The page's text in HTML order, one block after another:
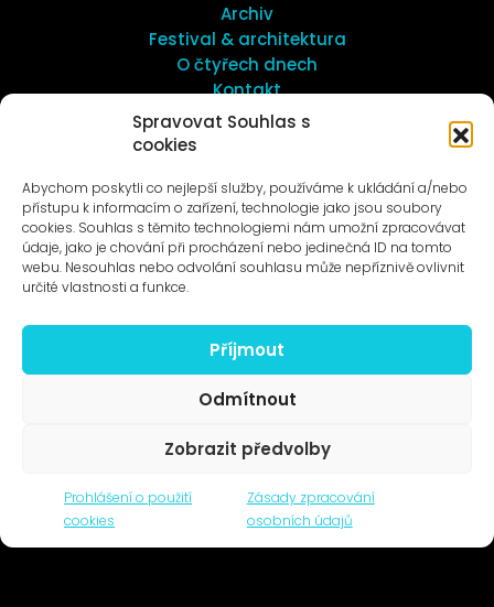
Spravovat Souhlas s
cookies
Abychom poskytli co nejlepší služby, používáme k ukládání a/nebo
přístupu k informacím o zařízení, technologie jako jsou soubory
cookies. Souhlas s těmito technologiemi nám umožní zpracovávat
údaje, jako je chování při procházení nebo jedinečná ID na tomto
webu. Nesouhlas nebo odvolání souhlasu může nepříznivě ovlivnit
určité vlastnosti a funkce.
Příjmout
Odmítnout
Zobrazit předvolby
Prohlášení o použití
cookies
Zásady zpracování
osobních údajů
Archiv
Festival & architektura
O čtyřech dnech
Kontakt
O umění v Motole
Novinky na e-mail
© 1996–2025
Čtyři dny, z.s. / Four Days association